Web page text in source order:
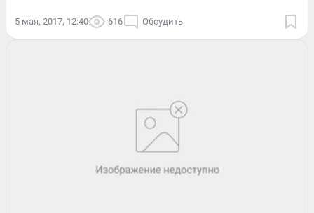
5 мая, 2017, 12:40 616 Обсудить